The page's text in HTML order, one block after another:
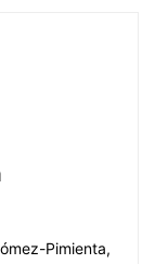
Pimienta,